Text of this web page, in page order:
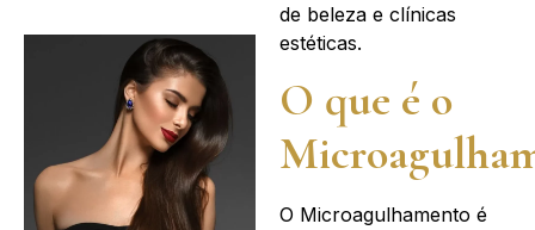
de beleza e clínicas
estéticas.
O que é o
O Microagulhamento é